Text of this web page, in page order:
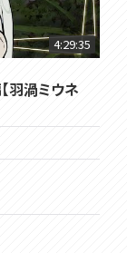
4:29:35
羽渦ミウネ